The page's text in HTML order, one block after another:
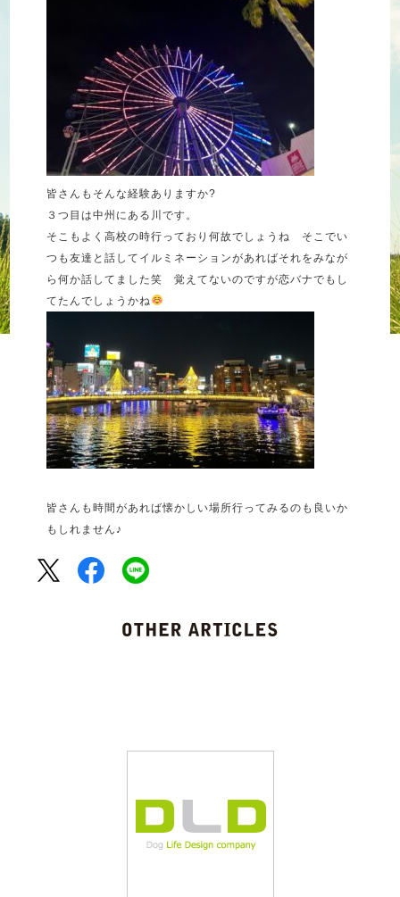
皆さんもそんな経験ありますか?
３つ目は中州にある川です。
そこもよく高校の時行っており何故でしょうね そこでい
つも友達と話してイルミネーションがあればそれをみなが
ら何か話してました笑 覚えてないのですが恋バナでもし
てたんでしょうかね
皆さんも時間があれば懐かしい場所行ってみるのも良いか
もしれません♪